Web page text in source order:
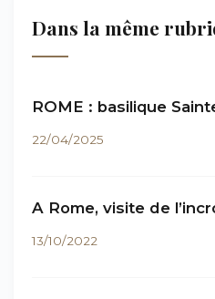
Dans la même
ROME : basilique
22/04/2025
A Rome, visite de
13/10/2022